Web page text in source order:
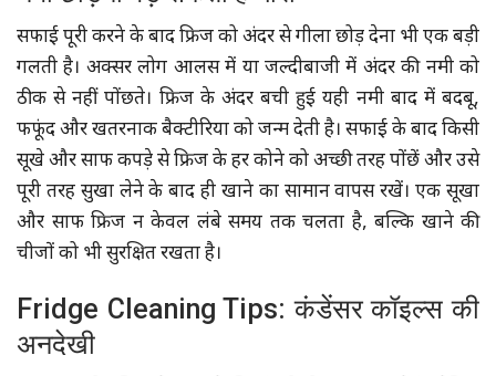
सफाई पूरी करने के बाद फ्रिज को अंदर से गीला छोड़ देना भी एक बड़ी
गलती है। अक्सर लोग आलस में या जल्दीबाजी में अंदर की नमी को
ठीक से नहीं पोंछते। फ्रिज के अंदर बची हुई यही नमी बाद में बदबू,
फफूंद और खतरनाक बैक्टीरिया को जन्म देती है। सफाई के बाद किसी
सूखे और साफ कपड़े से फ्रिज के हर कोने को अच्छी तरह पोंछें और उसे
पूरी तरह सुखा लेने के बाद ही खाने का सामान वापस रखें। एक सूखा
और साफ फ्रिज न केवल लंबे समय तक चलता है, बल्कि खाने की
चीजों को भी सुरक्षित रखता है।
Fridge Cleaning Tips: कंडेंसर कॉइल्स की
अनदेखी